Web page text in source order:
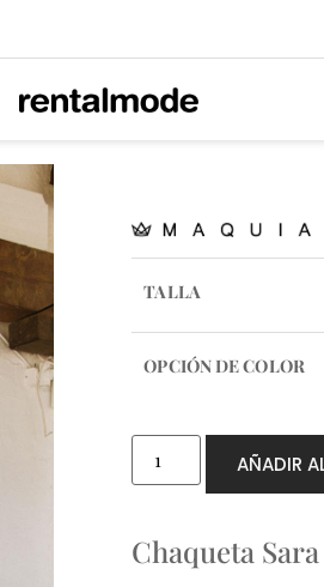
TALLA
OPCIÓN DE COLOR
AÑADIR
Chaqueta Sara